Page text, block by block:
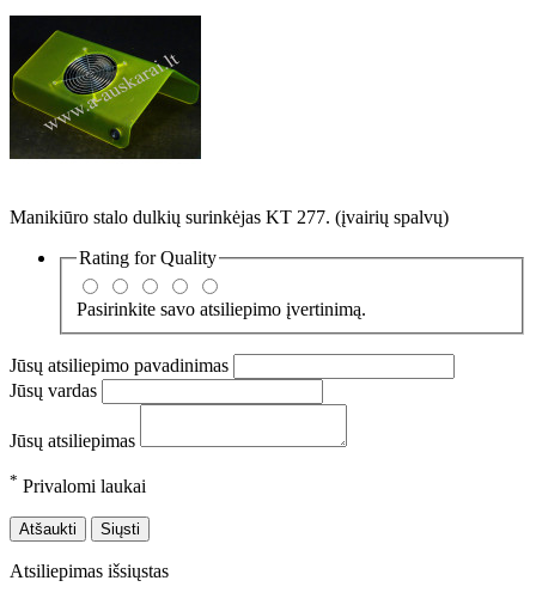
Manikiūro stalo dulkių surinkėjas KT 277. (įvairių spalvų)
Rating forQuality
Pasirinkite savo atsiliepimo įvertinimą.
Jūsų atsiliepimo pavadinimas
Jūsų vardas
Jūsų atsiliepimas
* Privalomi laukai
Atšaukti Siųsti
Atsiliepimas išsiųstas